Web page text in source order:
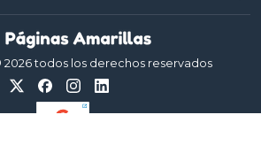
2026 todos los derechos reservados